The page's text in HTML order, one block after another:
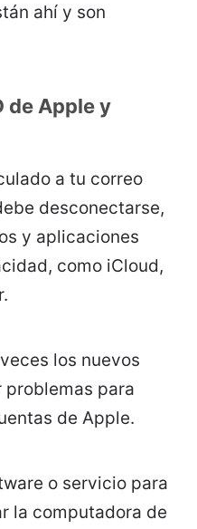
ahí y son
de Apple y
a tu correo
desconectarse,
y aplicaciones
como iCloud,
los nuevos
problemas para
de Apple.
o servicio para
la computadora de